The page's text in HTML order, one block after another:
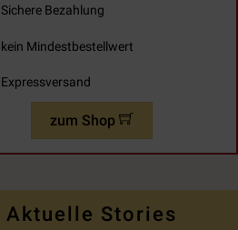
Sichere Bezahlung
kein Mindestbestellwert
Expressversand
zum Shop
Aktuelle Stories